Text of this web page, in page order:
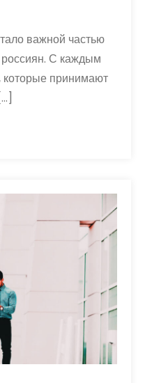
важной частью
С каждым
которые принимают